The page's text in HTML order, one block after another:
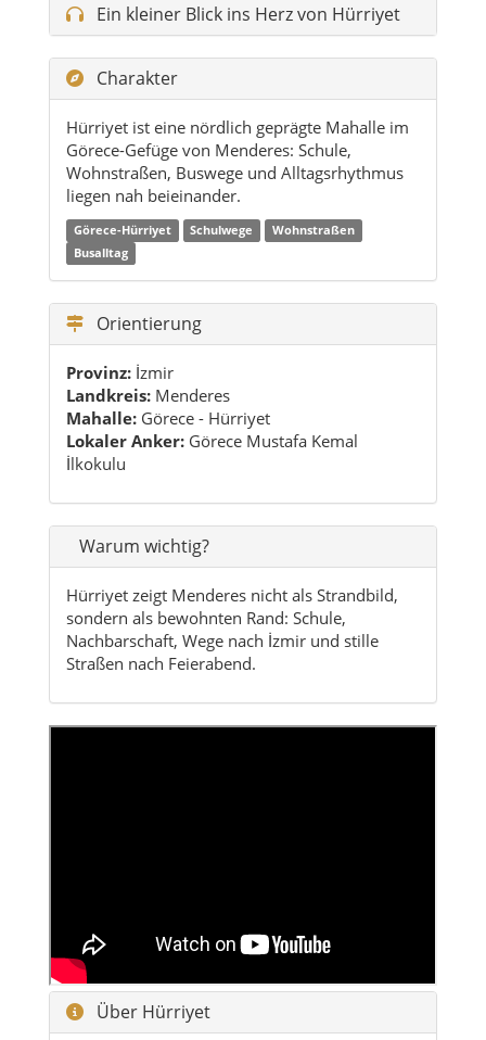
Ein kleiner Blick ins Herz von Hürriyet
Charakter
Hürriyet ist eine nördlich geprägte Mahalle im
Görece-Gefüge von Menderes: Schule,
Wohnstraßen, Buswege und Alltagsrhythmus
liegen nah beieinander.
Görece-Hürriyet Schulwege
Wohnstraßen
Busalltag
Orientierung
Provinz: İzmir
Landkreis: Menderes
Mahalle: Görece - Hürriyet
Lokaler Anker: Görece Mustafa Kemal
İlkokulu
Warum wichtig?
Hürriyet zeigt Menderes nicht als Strandbild,
sondern als bewohnten Rand: Schule,
Nachbarschaft, Wege nach İzmir und stille
Straßen nach Feierabend.
Über Hürriyet